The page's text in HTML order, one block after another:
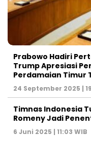
Prabowo Hadiri
Trump Apresiasi
Perdamaian Timur
24 September 2025 |
Timnas Indonesia
Romeny Jadi
6 Juni 2025 | 11:03 WIB